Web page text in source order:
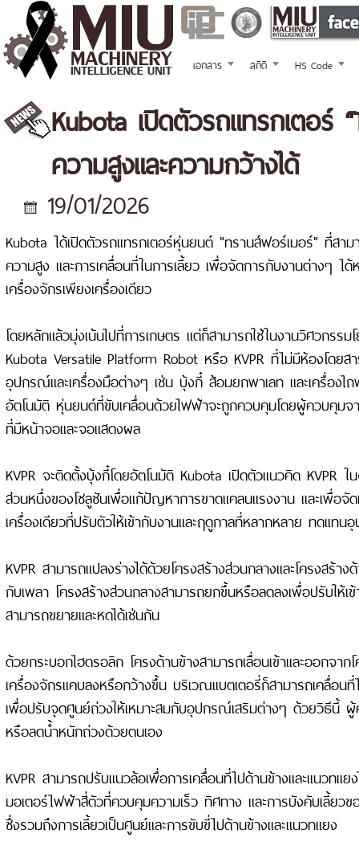
เอกสาร สถิติ HS Code
Kubota เปิดตัวรถแทรกเตอร์
ความสูงและความกว้างได้
19/01/2026
Kubota ได้เปิดตัวรถแทรกเตอร์หุ่นยนต์ "ทรานส์ฟอร์เมอร์" ที่สาม
ความสูง และการเคลื่อนที่ในการเลี้ยว เพื่อจัดการกับงานต่างๆ ไ
เครื่องจักรเพียงเครื่องเดียว
โดยหลักแล้วมุ่งเน้นไปที่การเกษตร แต่ก็สามารถใช้ในงานวิศวกรร
Kubota Versatile Platform Robot หรือ KVPR ที่ไม่มีห้องโดยส
อุปกรณ์และเครื่องมือต่างๆ เช่น บุ้งกี๋ ส้อมยกพาเลท และเครื่องไถ
อัตโนมัติ หุ่นยนต์ที่ขับเคลื่อนด้วยไฟฟ้าจะถูกควบคุมโดยผู้ควบคุมจ
ที่มีหน้าจอและจอแสดงผล
KVPR จะติดตั้งบุ้งกี๋โดยอัตโนมัติ Kubota เปิดตัวแนวคิด KVPR ใ
ส่วนหนึ่งของโซลูชันเพื่อแก้ปัญหาการขาดแคลนแรงงาน และเพื่อจั
เครื่องเดียวที่ปรับตัวให้เข้ากับงานและฤดูกาลที่หลากหลาย ทดแท
KVPR สามารถแปลงร่างได้ด้วยโครงสร้างส่วนกลางและโครงสร้า
กับเพลา โครงสร้างส่วนกลางสามารถยกขึ้นหรือลดลงเพื่อปรับให้เ
สามารถขยายและหดได้เช่นกัน
ด้วยกระบอกไฮดรอลิก โครงด้านข้างสามารถเลื่อนเข้าและออกจาก
เครื่องจักรแคบลงหรือกว้างขึ้น บริเวณแบตเตอรี่ก็สามารถเคลื่อน
เพื่อปรับจุดศูนย์ถ่วงให้เหมาะสมกับอุปกรณ์เสริมต่างๆ ด้วยวิธีนี้
หรือลดน้ำหนักถ่วงด้วยตนเอง
KVPR สามารถปรับแนวล้อเพื่อการเคลื่อนที่ไปด้านข้างและแนวทแ
มอเตอร์ไฟฟ้าสี่ตัวที่ควบคุมความเร็ว ทิศทาง และการบังคับเลี้ยวข
ซึ่งรวมถึงการเลี้ยวเป็นศูนย์และการขับขี่ไปด้านข้างและแนวทแยง